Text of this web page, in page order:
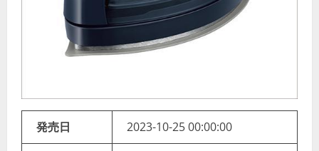
発売日 2023-10-25 00:00:00